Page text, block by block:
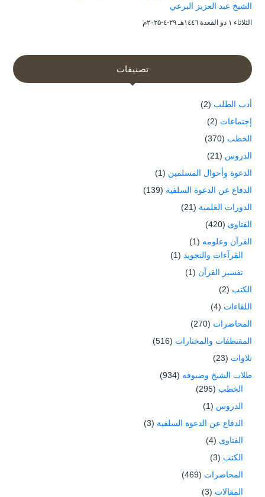
الشيخ عبد العزيز البرعي
الثلاثاء ۱ ذو القعدة ۱٤٤٦هـ ۲۹-٤-۲۰۲۵م
تصنيفات
أدب الطلب (2)
إجتماعات (2)
الخطب (370)
الدروس (21)
الدعوة وأحوال المسلمين (1)
الدفاع عن الدعوة السلفية (139)
الدورات العلمية (21)
الفتاوى (420)
القرآن وعلومه (1)
القرآءات والتجويد (1)
تفسير القرآن (1)
الكتب (2)
اللقاءات (4)
المحاضرات (270)
المقتطفات والمختارات (516)
تلاوات (23)
طلاب الشيخ وضيوفه (934)
الخطب (295)
الدروس (1)
الدفاع عن الدعوة السلفية (3)
الفتاوى (4)
الكتب (3)
المحاضرات (469)
المقالات (3)